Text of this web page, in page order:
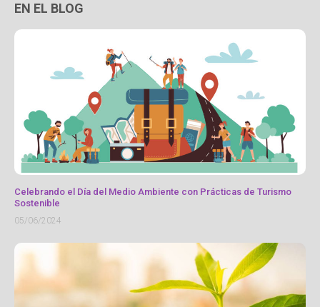
EN EL BLOG
Celebrando el Día del Medio Ambiente con Prácticas de Turismo
Sostenible
05/06/2024